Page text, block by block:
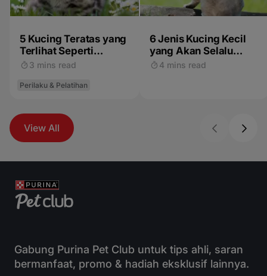
5 Kucing Teratas yang
Terlihat Seperti
Harimau, Macan Tutul,
3 mins read
Perilaku & Pelatihan
6 Jenis Kucing Kecil
yang Akan Selalu
Terlihat Mungil
4 mins read
View All
Gabung Purina Pet Club untuk tips ahli, saran
bermanfaat, promo & hadiah eksklusif lainnya.